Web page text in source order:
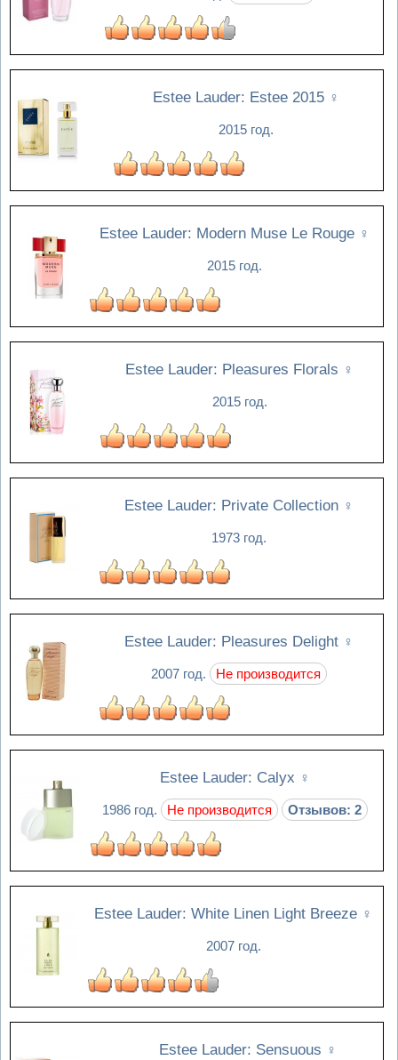
Estee Lauder: Estee 2015 ♀
2015 год.
Estee Lauder: Modern Muse Le Rouge ♀
2015 год.
Estee Lauder: Pleasures Florals ♀
2015 год.
Estee Lauder: Private Collection ♀
1973 год.
Estee Lauder: Pleasures Delight ♀
2007 год. Не производится
Estee Lauder: Calyx ♀
1986 год. Не производится Отзывов: 2
Estee Lauder: White Linen Light Breeze ♀
2007 год.
Estee Lauder: Sensuous ♀